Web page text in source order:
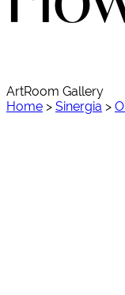
ArtRoom Gallery
Home > Sinergia >